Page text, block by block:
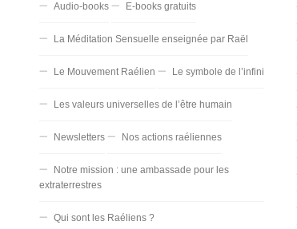
Audio-books E-books gratuits
La Méditation Sensuelle enseignée par Raël
Le Mouvement Raélien Le symbole de l’infini
Les valeurs universelles de l’être humain
Newsletters Nos actions raéliennes
Notre mission : une ambassade pour les
extraterrestres
Qui sont les Raéliens ?